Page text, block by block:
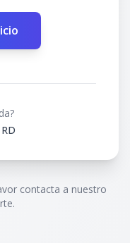
contacta a nuestro